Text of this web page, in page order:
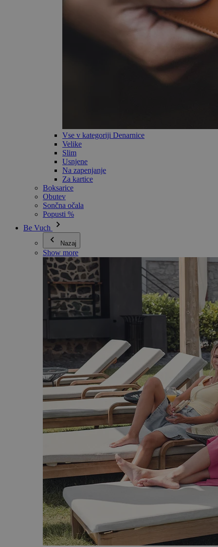
Vse v kategoriji Denarnice
Velike
Slim
Usnjene
Na zapenjanje
Za kartice
Boksarice
Obutev
Sončna očala
Popusti %
Be Vuch
Nazaj
Show more